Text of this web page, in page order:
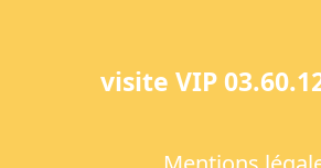
visite VIP